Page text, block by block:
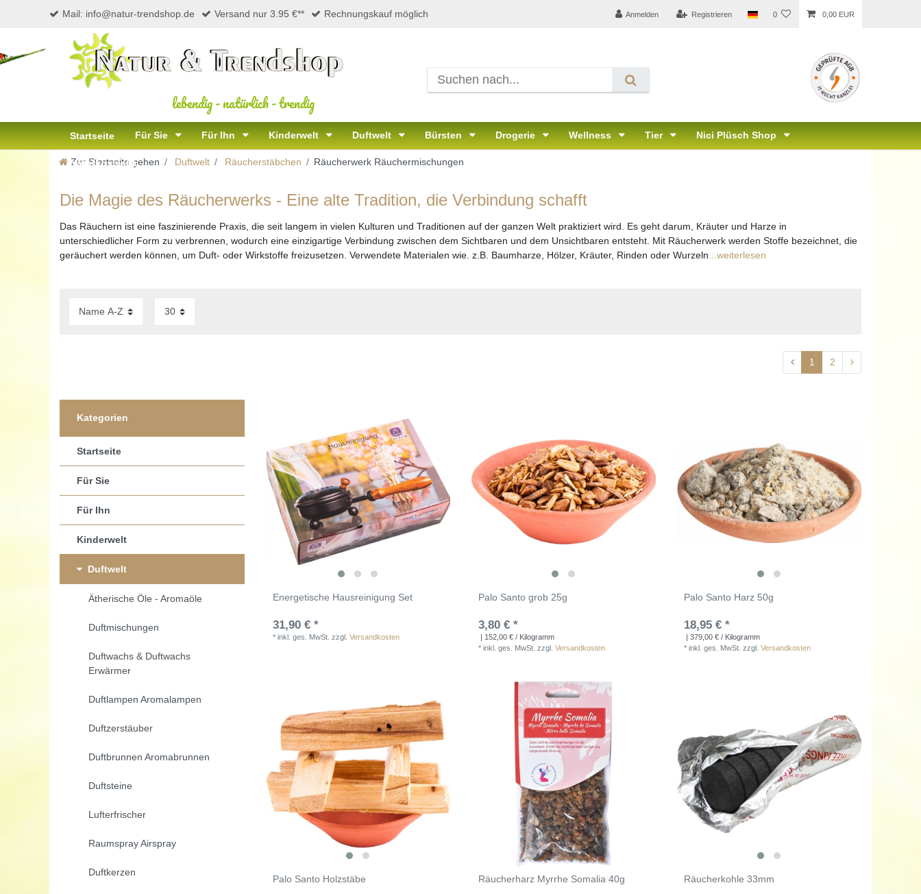
Mail: info@natur-trendshop.de Versand nur 3.95 €** Rechnungskauf möglich Anmelden Registrieren 0 0,00 EUR
lebendig-natürlich-trendig
Startseite Für Sie Für Ihn Kinderwelt Duftwelt Bürsten Drogerie Wellness Tier Nici Plüsch Shop
Naturkosmetik
Zur Startseite gehen Duftwelt Räucherstäbchen Räucherwerk Räuchermischungen
Die Magie des Räucherwerks - Eine alte Tradition, die Verbindung schafft
Das Räuchern ist eine faszinierende Praxis, die seit langem in vielen Kulturen und Traditionen auf der ganzen Welt praktiziert wird. Es geht darum, Kräuter und Harze in
unterschiedlicher Form zu verbrennen, wodurch eine einzigartige Verbindung zwischen dem Sichtbaren und dem Unsichtbaren entsteht. Mit Räucherwerk werden Stoffe bezeichnet, die
geräuchert werden können, um Duft- oder Wirkstoffe freizusetzen. Verwendete Materialen wie. z.B. Baumharze, Hölzer, Kräuter, Rinden oder Wurzeln ...weiterlesen
1 2
Kategorien
Startseite
Für Sie
Für Ihn
Kinderwelt
Duftwelt
Ätherische Öle - Aromaöle
Duftmischungen
Duftwachs & Duftwachs
Erwärmer
Duftlampen Aromalampen
Duftzerstäuber
Duftbrunnen Aromabrunnen
Duftsteine
Lufterfrischer
Raumspray Airspray
Duftkerzen
Energetische Hausreinigung Set
31,90 € *
*inkl. ges. MwSt. zzgl.Versandkosten
Palo Santo grob 25g
3,80 € *
| 152,00 € / Kilogramm
*inkl. ges. MwSt. zzgl.Versandkosten
Palo Santo Harz 50g
18,95 € *
| 379,00 € / Kilogramm
*inkl. ges. MwSt. zzgl.Versandkosten
Palo Santo Holzstäbe Räucherharz Myrrhe Somalia 40g Räucherkohle 33mm